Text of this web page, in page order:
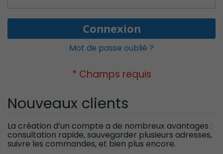
Connexion
Mot de passe oublié ?
Nouveaux clients
La création d’un compte a de nombreux avantages :
consultation rapide, sauvegarder plusieurs adresses,
suivre les commandes, et bien plus encore.